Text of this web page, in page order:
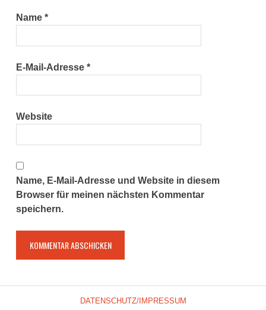
Name*
E-Mail-Adresse*
Website
Name, E-Mail-Adresse und Website in diesem
Browser für meinen nächsten Kommentar
speichern.
DATENSCHUTZ/IMPRESSUM